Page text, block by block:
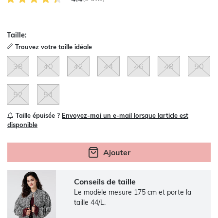
Taille:
Trouvez votre taille idéale
38 40 42 44 46 48 50
52 54
Taille épuisée ? Envoyez-moi un e-mail lorsque larticle est
disponible
Ajouter
Conseils de taille
Le modèle mesure 175 cm et porte la
taille 44/L.